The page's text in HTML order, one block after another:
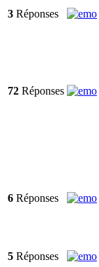
3 Réponses
72 Réponses
6 Réponses
5 Réponses